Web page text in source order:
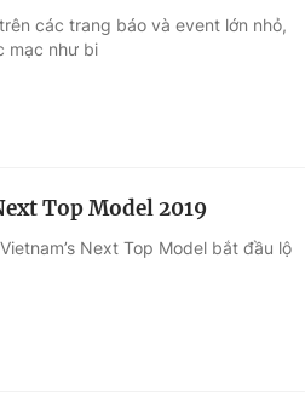
các trang báo và event lớn nhỏ,
mạc như bi
Top Model 2019
Next Top Model bắt đầu lộ